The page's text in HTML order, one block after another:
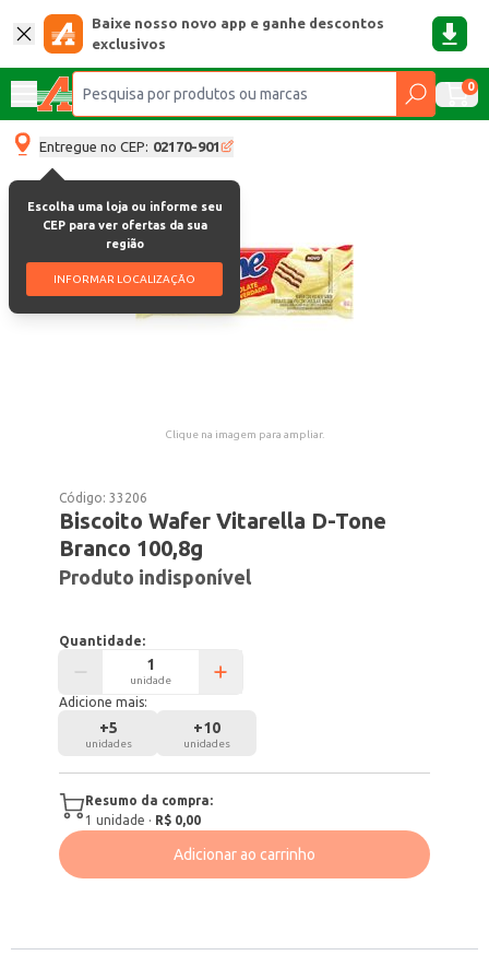
Baixe nosso novo app e ganhe descontos
exclusivos
0
Entregue no CEP: 02170-901
Escolha uma loja ou informe seu
CEP para ver ofertas da sua
região
INFORMAR LOCALIZAÇÃO
Clique na imagem para ampliar.
Código:33206
Biscoito Wafer Vitarella D-Tone
Branco 100,8g
Produto indisponível
Quantidade:
unidade
Adicione mais:
+5
unidades
+10
unidades
Resumo da compra:
1 unidade · R$ 0,00
Adicionar ao carrinho